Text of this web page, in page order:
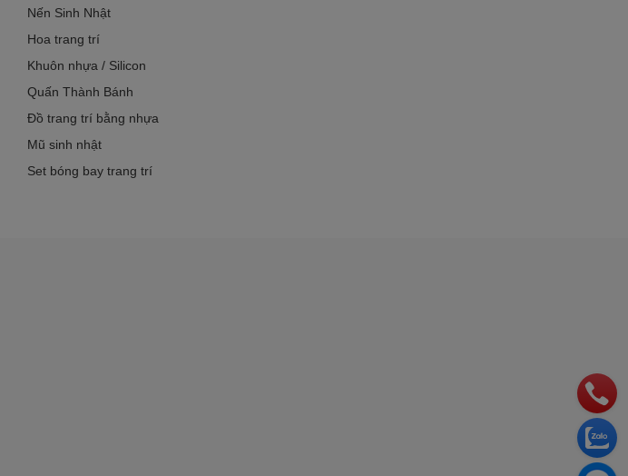
Nến Sinh Nhật
Hoa trang trí
Khuôn nhựa / Silicon
Quấn Thành Bánh
Đồ trang trí bằng nhựa
Mũ sinh nhật
Set bóng bay trang trí